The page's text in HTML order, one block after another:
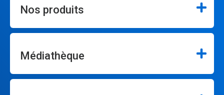
Nos produits
Médiathèque